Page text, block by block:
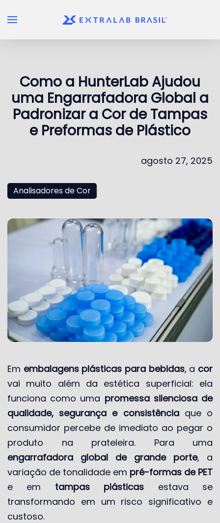
Skip to main content
Como a HunterLab Ajudou
uma Engarrafadora Global a
Padronizar a Cor de Tampas
e Preformas de Plástico
agosto 27, 2025
Analisadores de Cor
Em embalagens plásticas para bebidas, a cor
vai muito além da estética superficial: ela
funciona como uma promessa silenciosa de
qualidade, segurança e consistênciaque o
consumidor percebe de imediato ao pegar o
produto na prateleira. Para uma
engarrafadora global de grande porte, a
variação de tonalidade em pré-formas de PET
e em tampas plásticas estava se
transformando em um risco significativo e
custoso.